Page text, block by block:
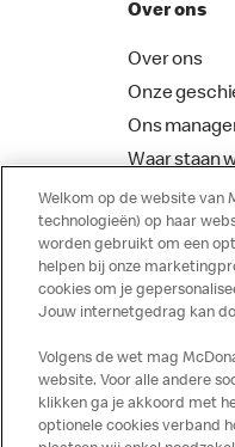
Over ons
Over ons
Onze
Ons
Waar staan
McDonalds
Disclaimer
Welkom op de website van
technologieën) op haar
worden gebruikt om een
helpen bij onze
cookies om je
Jouw internetgedrag kan
Volgens de wet mag
website. Voor alle andere
klikken ga je akkoord met
optionele cookies verband